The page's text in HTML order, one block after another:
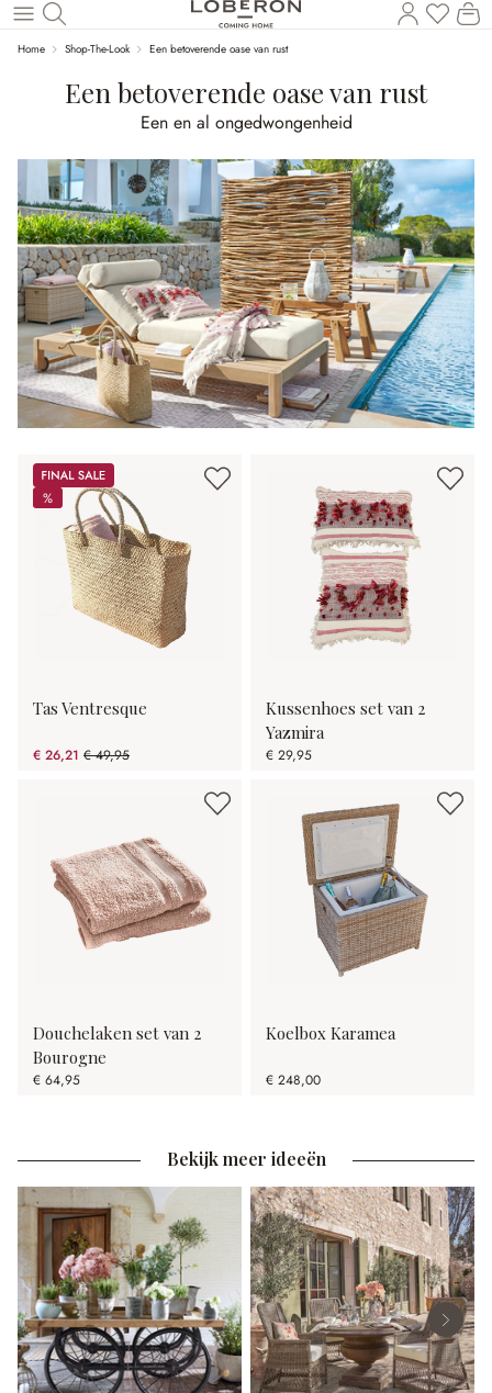
Naar de hoofdinhoud
U
Home Shop-The-Look Een betoverende oase van rust
Een betoverende oase van rust
Een en al ongedwongenheid
Sale
%
%
Tas Ventresque
€ 26,21 € 49,95
(47.53% gespart)
Kussenhoes set van 2
Yazmira
€ 29,95
Douchelaken set van 2
Bourogne
€ 64,95
Koelbox Karamea
€ 248,00
Bekijk meer ideeën